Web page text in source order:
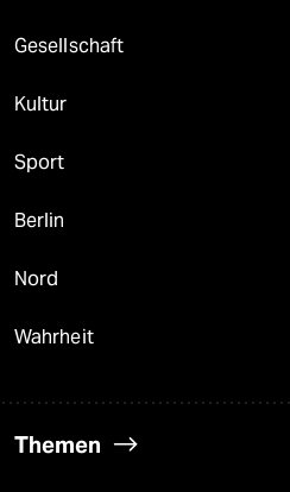
Gesellschaft
Kultur
Sport
Berlin
Nord
Wahrheit
Themen